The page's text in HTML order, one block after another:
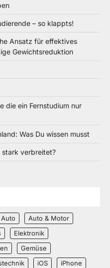
– so klappts!
Ansatz für effektives
Gewichtsreduktion
die ein Fernstudium nur
Was Du wissen musst
stark verbreitet?
Auto
Auto & Motor
Elektronik
Gemüse
iOS
iPhone